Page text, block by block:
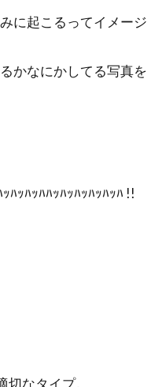
に起こるってイメージ
かなにかしてる写真を
ﾊｯﾊｯﾊﾊｯﾊｯﾊｯﾊｯﾊｯﾊ !!
なタイプ。